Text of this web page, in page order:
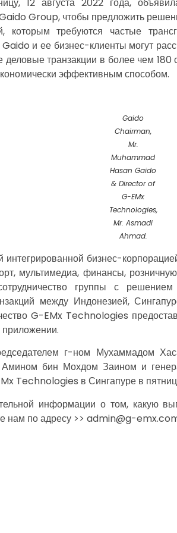
12 августа 2022 года,
Gaido Group, чтобы предложить
которым требуются частые
и ее бизнес-клиенты могут
деловые транзакции в более чем
эффективным способом.
Gaido
Chairman,
Mr.
Muhammad
Hasan Gaido
& Director of
G-EMx
Technologies,
Mr. Asmadi
Ahmad.
бизнес-
мультимедиа, финансы,
группы с
между Индонезией,
G-EMx Technologies
г-ном Мухаммадом
бин Мохдом Заином и
Technologies в Сингапуре в
информации о том, какую
нам по адресу >> admin@g-